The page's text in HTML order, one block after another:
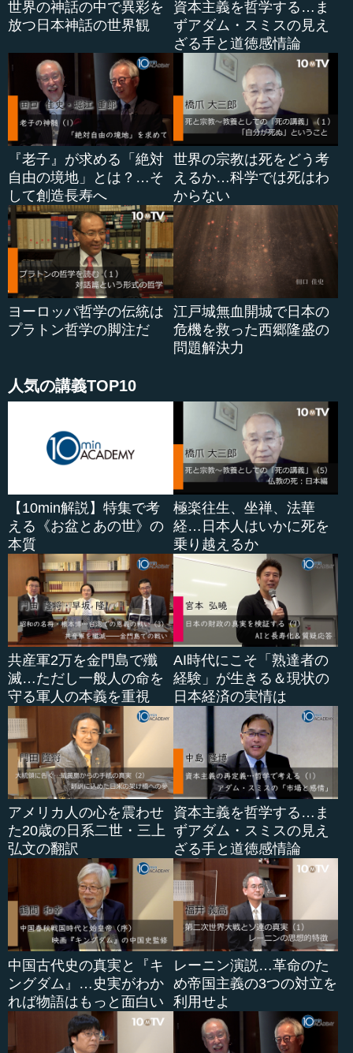
です。つまり、日本の古代においては「道」、道徳は存在
したということです。けれども「道てふ言」、つまり道徳
について言挙げをして議論をすることはなかった。だから
「道てふことなけれど」、道を語ることはなかったけれど
も、道徳そのものは存在したのだということです。
これは当然、中国と逆だというわけです。中国の場合は
たしかに、道徳の議論というのは（『論語』に代表され
る）儒教以来ずっとあるわけですが、日本は明らかに中国
ほど道徳の議論をしていません。
だから春台は、日本には道徳はなくて、それは全て中国
から教えてもらった輸入物だと語ったわけですが、宣長は
そうではなくて、道徳についての議論はなかったけれど
も、道徳はあったのだと考えました。それは「あはれに基
づくような...
世界の神話の中で異彩を
放つ日本神話の世界観
資本主義を哲学する…ま
ずアダム・スミスの見え
ざる手と道徳感情論
『老子』が求める「絶対
自由の境地」とは？…そ
して創造長寿へ
世界の宗教は死をどう考
えるか…科学では死はわ
からない
ヨーロッパ哲学の伝統は
プラトン哲学の脚注だ
江戸城無血開城で日本の
危機を救った西郷隆盛の
問題解決力
人気の講義TOP10
【10min解説】特集で考
える《お盆とあの世》の
本質
極楽往生、坐禅、法華
経…日本人はいかに死を
乗り越えるか
共産軍2万を金門島で殲
滅…ただし一般人の命を
守る軍人の本義を重視
AI時代にこそ「熟達者の
経験」が生きる＆現状の
日本経済の実情は
アメリカ人の心を震わせ
た20歳の日系二世・三上
弘文の翻訳
資本主義を哲学する…ま
ずアダム・スミスの見え
ざる手と道徳感情論
中国古代史の真実と『キ
ングダム』…史実がわか
れば物語はもっと面白い
レーニン演説…革命のた
め帝国主義の3つの対立を
利用せよ